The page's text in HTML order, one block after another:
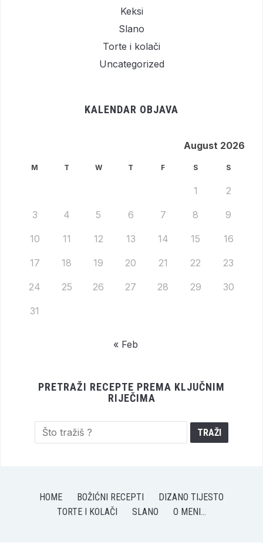
Keksi
Slano
Torte i kolači
Uncategorized
KALENDAR OBJAVA
August 2026
M T W T F S S
1 2
3 4 5 6 7 8 9
10 11 12 13 14 15 16
17 18 19 20 21 22 23
24 25 26 27 28 29 30
31
« Feb
PRETRAŽI RECEPTE PREMA KLJUČNIM
RIJEČIMA
HOME BOŽIĆNI RECEPTI
DIZANO TIJESTO
TORTE I KOLAČI
SLANO O MENI…